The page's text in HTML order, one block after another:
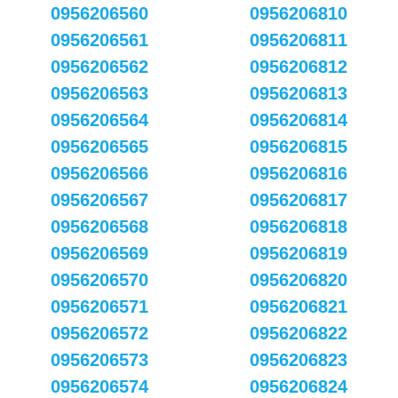
0956206560
0956206561
0956206562
0956206563
0956206564
0956206565
0956206566
0956206567
0956206568
0956206569
0956206570
0956206571
0956206572
0956206573
0956206574
0956206810
0956206811
0956206812
0956206813
0956206814
0956206815
0956206816
0956206817
0956206818
0956206819
0956206820
0956206821
0956206822
0956206823
0956206824